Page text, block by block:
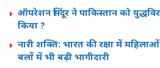
ऑपरेशन सिंदूर ने पाकिस्तान को
किया ?
नारी शक्ति: भारत की रक्षा में
बलों में भी बढ़ी भागीदारी